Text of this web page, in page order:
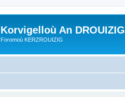
Korvigelloù An DROUIZIG
Foromoù KERZROUIZIG